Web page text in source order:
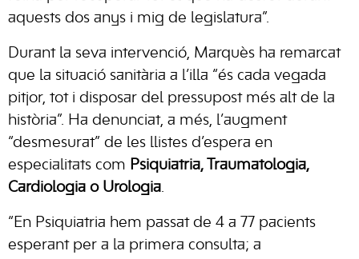
aquests dos anys i mig de legislatura”.
Durant la seva intervenció, Marquès ha remarcat
que la situació sanitària a l’illa “és cada vegada
pitjor, tot i disposar del pressupost més alt de la
història”. Ha denunciat, a més, l’augment
“desmesurat” de les llistes d’espera en
especialitats com Psiquiatria, Traumatologia,
Cardiologia o Urologia.
“En Psiquiatria hem passat de 4 a 77 pacients
esperant per a la primera consulta; a